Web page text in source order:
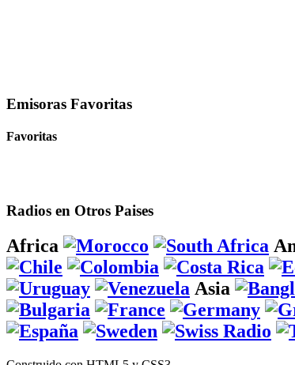
Emisoras Favoritas
Favoritas
Radios en Otros Paises
Africa
Asia